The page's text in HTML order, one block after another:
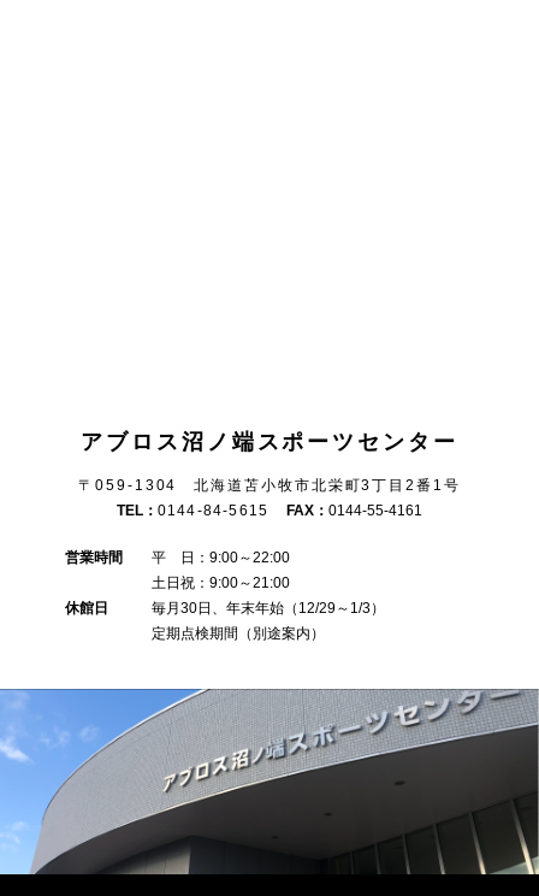
アブロス沼ノ端スポーツセンター
〒059-1304 北海道苫小牧市北栄町3丁目2番1号
TEL： 0144-84-5615 FAX：0144-55-4161
営業時間 平 日：9:00～22:00
土日祝：9:00～21:00
休館日 毎月30日、年末年始（12/29～1/3）
定期点検期間（別途案内）